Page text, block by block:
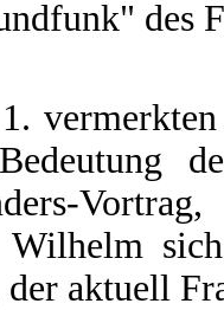
des
Wilhelm
der aktuell